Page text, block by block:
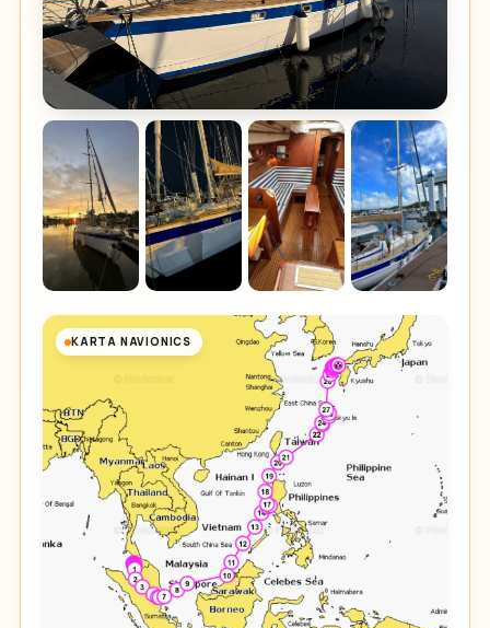
KARTA NAVIONICS